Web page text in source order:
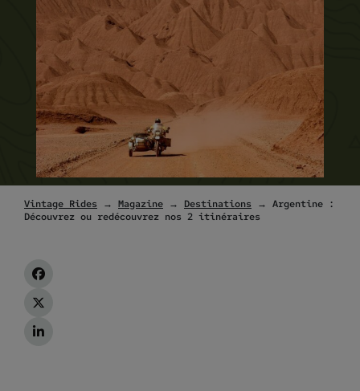
Vintage Rides → Magazine → Destinations → Argentine :
Découvrez ou redécouvrez nos 2 itinéraires